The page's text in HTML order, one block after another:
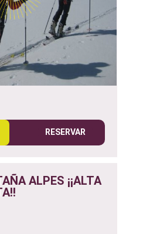
RESERVAR
ALPES ¡¡ALTA